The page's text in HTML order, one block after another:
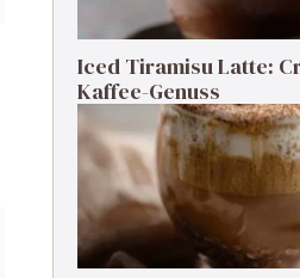
Iced Tiramisu Latte:
Kaffee-Genuss